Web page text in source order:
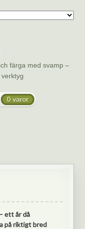
färga med svamp –
0 varor
ett år då
på riktigt bred